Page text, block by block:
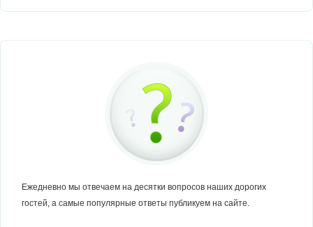
Ежедневно мы отвечаем на десятки вопросов наших дорогих
гостей, а самые популярные ответы публикуем на сайте.